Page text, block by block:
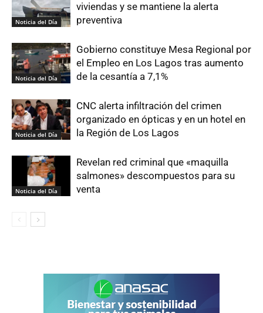
Noticia del Día
viviendas y se mantiene la alerta
preventiva
Noticia del Día
Gobierno constituye Mesa Regional por
el Empleo en Los Lagos tras aumento
de la cesantía a 7,1%
Noticia del Día
CNC alerta infiltración del crimen
organizado en ópticas y en un hotel en
la Región de Los Lagos
Noticia del Día
Revelan red criminal que «maquilla
salmones» descompuestos para su
venta